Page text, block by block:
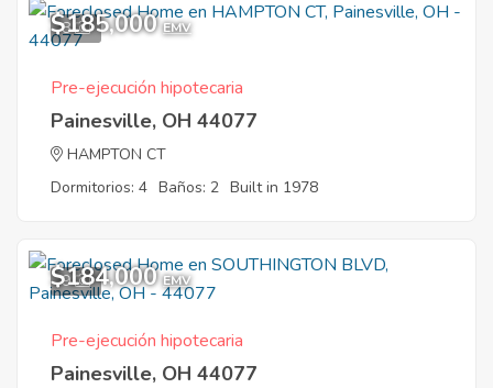
8
$185,000 EMV
Pre-ejecución hipotecaria
Painesville, OH 44077
HAMPTON CT
Dormitorios: 4 Baños: 2 Built in 1978
9
$184,000 EMV
Pre-ejecución hipotecaria
Painesville, OH 44077